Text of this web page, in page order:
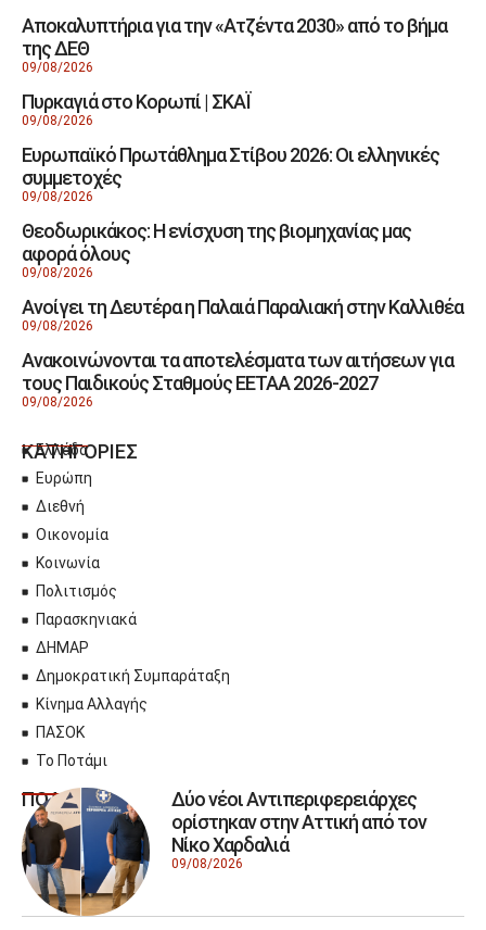
Αποκαλυπτήρια για την «Ατζέντα 2030» από το βήμα
της ΔΕΘ
09/08/2026
Πυρκαγιά στο Κορωπί | ΣΚΑΪ
09/08/2026
Ευρωπαϊκό Πρωτάθλημα Στίβου 2026: Οι ελληνικές
συμμετοχές
09/08/2026
Θεοδωρικάκος: Η ενίσχυση της βιομηχανίας μας
αφορά όλους
09/08/2026
Ανοίγει τη Δευτέρα η Παλαιά Παραλιακή στην Καλλιθέα
09/08/2026
Ανακοινώνονται τα αποτελέσματα των αιτήσεων για
τους Παιδικούς Σταθμούς ΕΕΤΑΑ 2026-2027
09/08/2026
ΚΑΤΗΓΟΡΙΕΣ
Ελλάδα
Ευρώπη
Διεθνή
Οικονομία
Κοινωνία
Πολιτισμός
Παρασκηνιακά
ΔΗΜΑΡ
Δημοκρατική Συμπαράταξη
Κίνημα Αλλαγής
ΠΑΣΟΚ
Το Ποτάμι
ΠΟΛΙΤΙΚΗ
Δύο νέοι Αντιπεριφερειάρχες
ορίστηκαν στην Αττική από τον
Νίκο Χαρδαλιά
09/08/2026